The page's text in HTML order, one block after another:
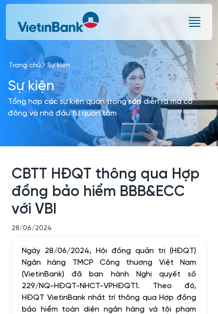
Skip to Main Content
Trang chủ Sự kiện
Sự kiện
Tổng hợp các sự kiện quan trọng sắp diễn ra mà cổ
đông và nhà đầu tư quan tâm
CBTT HĐQT thông qua Hợp
đồng bảo hiểm BBB&ECC
với VBI
28/06/2024
Ngày 28/06/2024, Hội đồng quản trị (HĐQT)
Ngân hàng TMCP Công thương Việt Nam
(VietinBank) đã ban hành Nghị quyết số
229/NQ-HĐQT-NHCT-VPHĐQT1. Theo đó,
HĐQT VietinBank nhất trí thông qua Hợp đồng
bảo hiểm toàn diện ngân hàng và tội phạm